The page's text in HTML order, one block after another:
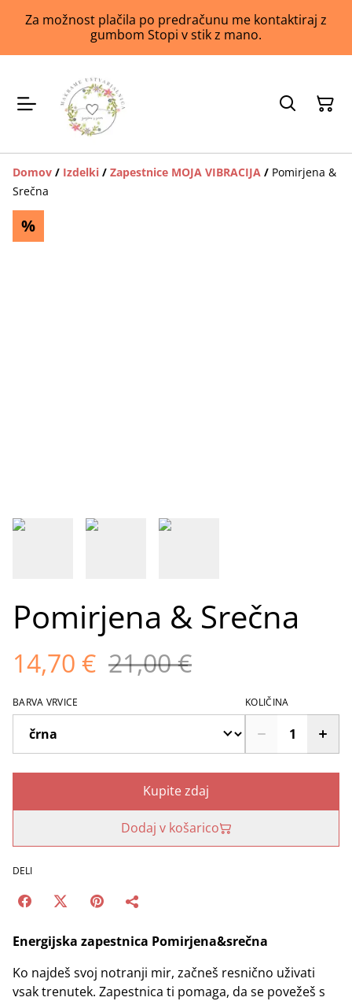
Za možnost plačila po predračunu me kontaktiraj z
gumbom Stopi v stik z mano.
Domov / Izdelki / Zapestnice MOJA VIBRACIJA / Pomirjena &
Srečna
%
Pomirjena & Srečna
14,70 € 21,00 €
BARVA VRVICE KOLIČINA
Kupite zdaj
Dodaj v košarico
DELI
Energijska zapestnica Pomirjena&srečna
Ko najdeš svoj notranji mir, začneš resnično uživati
vsak trenutek. Zapestnica ti pomaga, da se povežeš s